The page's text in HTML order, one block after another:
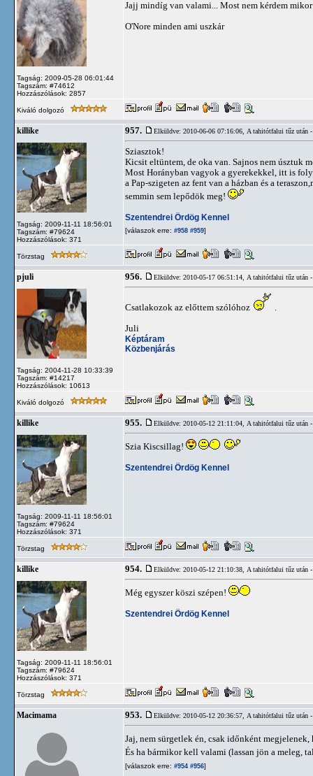
Tagság: 2009-05-28 06:01:44
Tagszám: #74612
Hozzászólások: 2857
Jajj mindíg van valami... Most nem kérdem
O'Nore minden ami uszkár
Kiváló dolgozó
killike
Tagság: 2009-11-11 18:56:01
Tagszám: #79624
Hozzászólások: 371
957. Elküldve: 2010-06-06 07:16:06, A tahitótfalui tűz után
Sziasztok!
Kicsit eltüntem, de oka van. Sajnos nem úsztuk
Most Horányban vagyok a gyerekekkel, itt is
a Pap-szigeten az fent van a házban és a
semmin sem lepődök meg!
Szentendrei Ördög Kennel
[válaszok erre: #958 #959]
Törzstag
pjuli
Tagság: 2004-11-28 10:33:39
Tagszám: #14217
Hozzászólások: 10613
956. Elküldve: 2010-05-17 06:51:14, A tahitótfalui tűz után
Csatlakozok az előttem szólóhoz
Juli
Képtáram
Közbenjárás
Kiváló dolgozó
killike
Tagság: 2009-11-11 18:56:01
Tagszám: #79624
Hozzászólások: 371
955. Elküldve: 2010-05-12 21:11:04, A tahitótfalui tűz után
Szia Kiscsillag!
Szentendrei Ördög Kennel
Törzstag
killike
Tagság: 2009-11-11 18:56:01
Tagszám: #79624
Hozzászólások: 371
954. Elküldve: 2010-05-12 21:10:38, A tahitótfalui tűz után
Még egyszer köszi szépen!
Szentendrei Ördög Kennel
Törzstag
Macimama 953. Elküldve: 2010-05-12 20:36:57, A tahitótfalui tűz után
Jaj, nem sürgetlek én, csak időnként
És ha bármikor kell valami (lassan jön a meleg,
[válaszok erre: #954 #956]